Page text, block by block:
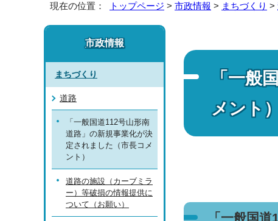
現在の位置： トップページ > 市政情報 > まちづくり >
「一般
メント）
「一般国
市政情報
まちづくり
道路
「一般国道112号山形南
道路」の新規事業化が決
定されました（市長コメ
ント）
道路の施設（カーブミラ
ー）等破損の情報提供に
ついて（お願い）